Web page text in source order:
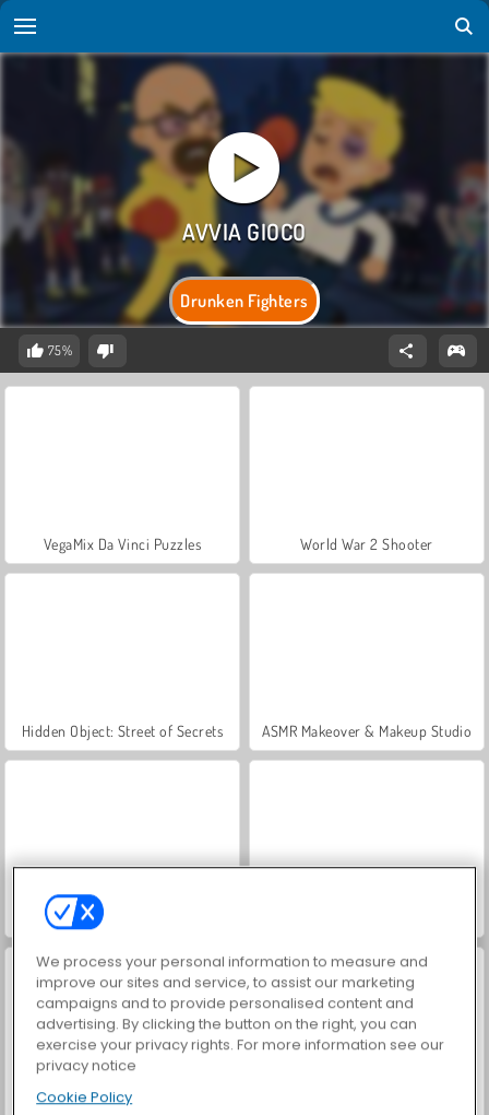
Drunken Fighters
75%
VegaMix Da Vinci Puzzles World War 2 Shooter
Hidden Object: Street of Secrets ASMR Makeover & Makeup Studio
Farm Merge Valley
Let's Fish!
We process your personal information to measure and
improve our sites and service, to assist our marketing
campaigns and to provide personalised content and
advertising. By clicking the button on the right, you can
exercise your privacy rights. For more information see our
privacy notice
Cookie Policy